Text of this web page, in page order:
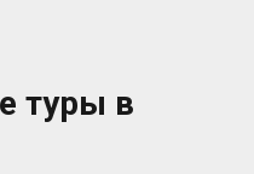
туры в